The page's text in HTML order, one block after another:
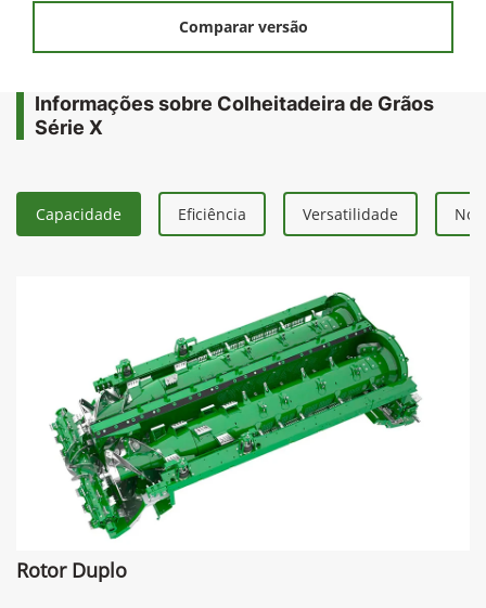
Comparar versão
Informações sobre Colheitadeira de Grãos
Série X
Capacidade Eficiência Versatilidade
Rotor Duplo